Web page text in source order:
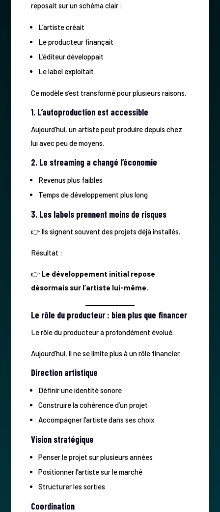
reposait sur un schéma clair :
L’artiste créait
Le producteur finançait
L’éditeur développait
Le label exploitait
Ce modèle s’est transformé pour plusieurs raisons.
1. L’autoproduction est accessible
Aujourd’hui, un artiste peut produire depuis chez
lui avec peu de moyens.
2. Le streaming a changé l’économie
Revenus plus faibles
Temps de développement plus long
3. Les labels prennent moins de risques
👉 Ils signent souvent des projets déjà installés.
Résultat :
👉 Le développement initial repose
désormais sur l’artiste lui-même.
Le rôle du producteur : bien plus que financer
Le rôle du producteur a profondément évolué.
Aujourd’hui, il ne se limite plus à un rôle financier.
Direction artistique
Définir une identité sonore
Construire la cohérence d’un projet
Accompagner l’artiste dans ses choix
Vision stratégique
Penser le projet sur plusieurs années
Positionner l’artiste sur le marché
Structurer les sorties
Coordination